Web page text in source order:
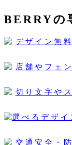
BERRYの